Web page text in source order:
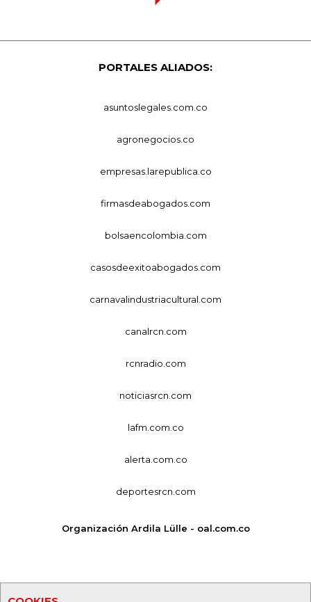
PORTALES ALIADOS:
asuntoslegales.com.co
agronegocios.co
empresas.larepublica.co
firmasdeabogados.com
bolsaencolombia.com
casosdeexitoabogados.com
carnavalindustriacultural.com
canalrcn.com
rcnradio.com
noticiasrcn.com
lafm.com.co
alerta.com.co
deportesrcn.com
Organización Ardila Lülle - oal.com.co